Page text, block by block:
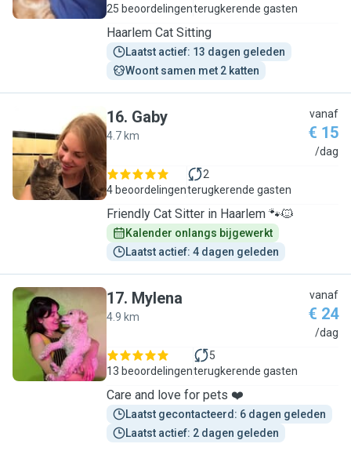
25 beoordelingenterugkerende gasten
Haarlem Cat Sitting
Laatst actief: 13 dagen geleden
Woont samen met 2 katten
G
16. Gaby
4.7 km
vanaf
€ 15
/dag
4 beoordelingen
2
terugkerende gasten
Friendly Cat Sitter in Haarlem 🐾🐱
Kalender onlangs bijgewerkt
Laatst actief: 4 dagen geleden
M
17. Mylena
4.9 km
vanaf
€ 24
/dag
13 beoordelingen
5
terugkerende gasten
Care and love for pets ❤️
Laatst gecontacteerd: 6 dagen geleden
Laatst actief: 2 dagen geleden